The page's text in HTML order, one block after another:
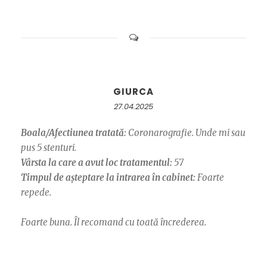
GIURCA
27.04.2025
Boala/Afectiunea tratată: Coronarografie. Unde mi sau
pus 5 stenturi.
Vârsta la care a avut loc tratamentul: 57
Timpul de așteptare la intrarea în cabinet: Foarte
repede.
Foarte buna. Îl recomand cu toată încrederea.